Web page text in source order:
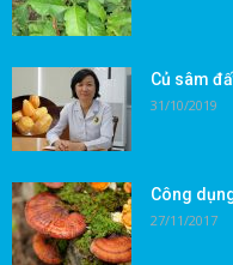
Củ sâm
31/10/2019
Công
27/11/2017